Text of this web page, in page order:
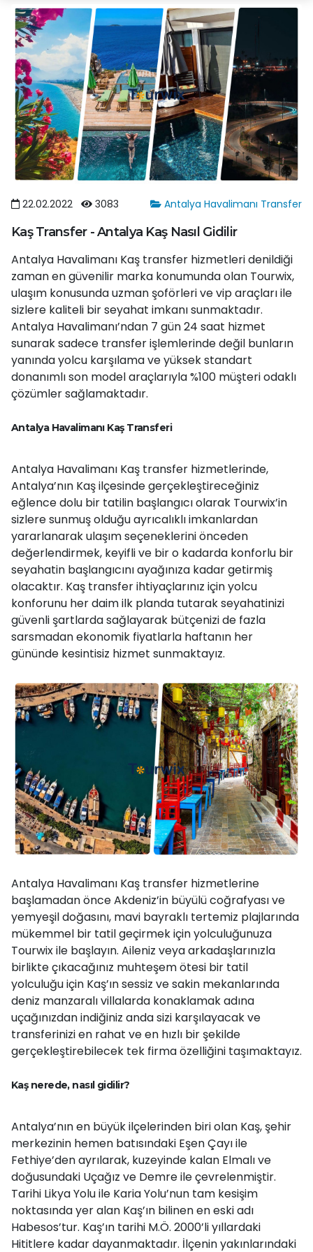
Antalya Havalimanı Transfer
22.02.2022 3083
Kaş Transfer - Antalya Kaş Nasıl Gidilir
Antalya Havalimanı Kaş transfer hizmetleri denildiği
zaman en güvenilir marka konumunda olan Tourwix,
ulaşım konusunda uzman şoförleri ve vip araçları ile
sizlere kaliteli bir seyahat imkanı sunmaktadır.
Antalya Havalimanı’ndan 7 gün 24 saat hizmet
sunarak sadece transfer işlemlerinde değil bunların
yanında yolcu karşılama ve yüksek standart
donanımlı son model araçlarıyla %100 müşteri odaklı
çözümler sağlamaktadır.
Antalya Havalimanı Kaş Transferi
Antalya Havalimanı Kaş transfer hizmetlerinde,
Antalya’nın Kaş ilçesinde gerçekleştireceğiniz
eğlence dolu bir tatilin başlangıcı olarak Tourwix’in
sizlere sunmuş olduğu ayrıcalıklı imkanlardan
yararlanarak ulaşım seçeneklerini önceden
değerlendirmek, keyifli ve bir o kadarda konforlu bir
seyahatin başlangıcını ayağınıza kadar getirmiş
olacaktır. Kaş transfer ihtiyaçlarınız için yolcu
konforunu her daim ilk planda tutarak seyahatinizi
güvenli şartlarda sağlayarak bütçenizi de fazla
sarsmadan ekonomik fiyatlarla haftanın her
gününde kesintisiz hizmet sunmaktayız.
Antalya Havalimanı Kaş transfer hizmetlerine
başlamadan önce Akdeniz’in büyülü coğrafyası ve
yemyeşil doğasını, mavi bayraklı tertemiz plajlarında
mükemmel bir tatil geçirmek için yolculuğunuza
Tourwix ile başlayın. Aileniz veya arkadaşlarınızla
birlikte çıkacağınız muhteşem ötesi bir tatil
yolculuğu için Kaş’ın sessiz ve sakin mekanlarında
deniz manzaralı villalarda konaklamak adına
uçağınızdan indiğiniz anda sizi karşılayacak ve
transferinizi en rahat ve en hızlı bir şekilde
gerçekleştirebilecek tek firma özelliğini taşımaktayız.
Kaş nerede, nasıl gidilir?
Antalya’nın en büyük ilçelerinden biri olan Kaş, şehir
merkezinin hemen batısındaki Eşen Çayı ile
Fethiye’den ayrılarak, kuzeyinde kalan Elmalı ve
doğusundaki Uçağız ve Demre ile çevrelenmiştir.
Tarihi Likya Yolu ile Karia Yolu’nun tam kesişim
noktasında yer alan Kaş’ın bilinen en eski adı
Habesos’tur. Kaş’ın tarihi M.Ö. 2000’li yıllardaki
Hititlere kadar dayanmaktadır. İlçenin yakınlarındaki